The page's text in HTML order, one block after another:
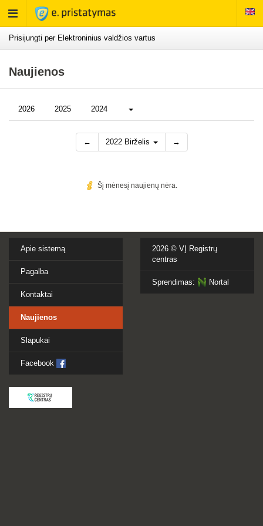
Rodyti
meniu
Prisijungti per Elektroninius valdžios vartus
Naujienos
2026 2025 2024 Daugiau...
← 2022 Birželis →
Šį mėnesį naujienų nėra.
Apie sistemą
Pagalba
Kontaktai
Naujienos
Slapukai
Facebook
2026 © VĮ Registrų
centras
Sprendimas: Nortal